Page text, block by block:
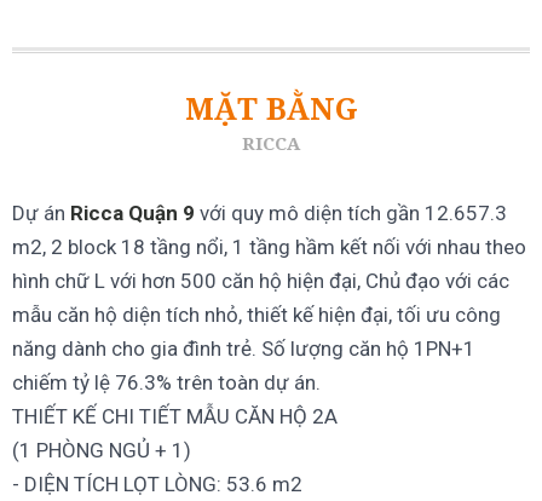
MẶT BẰNG
RICCA
Dự án Ricca Quận 9 với quy mô diện tích gần 12.657.3
m2, 2 block 18 tầng nổi, 1 tầng hầm kết nối với nhau theo
hình chữ L với hơn 500 căn hộ hiện đại, Chủ đạo với các
mẫu căn hộ diện tích nhỏ, thiết kế hiện đại, tối ưu công
năng dành cho gia đình trẻ. Số lượng căn hộ 1PN+1
chiếm tỷ lệ 76.3% trên toàn dự án.
THIẾT KẾ CHI TIẾT MẪU CĂN HỘ 2A
(1 PHÒNG NGỦ + 1)
- DIỆN TÍCH LỌT LÒNG: 53.6 m2